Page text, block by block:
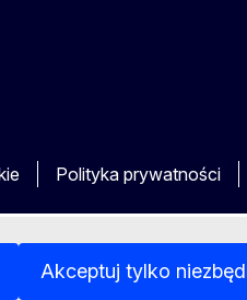
Akceptuj tylko
Polityka prywatności